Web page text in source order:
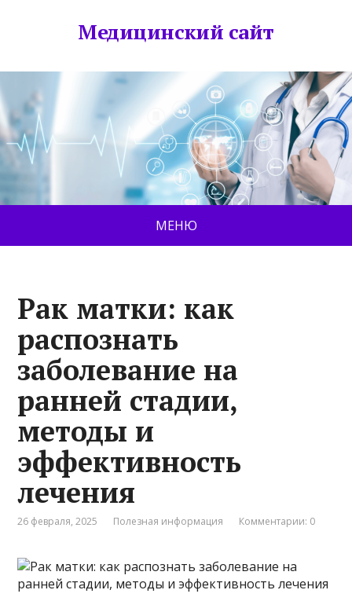
Медицинский сайт
МЕНЮ
Рак матки: как
распознать
заболевание на
ранней стадии,
методы и
эффективность
лечения
26 февраля, 2025 Полезная информация Комментарии: 0